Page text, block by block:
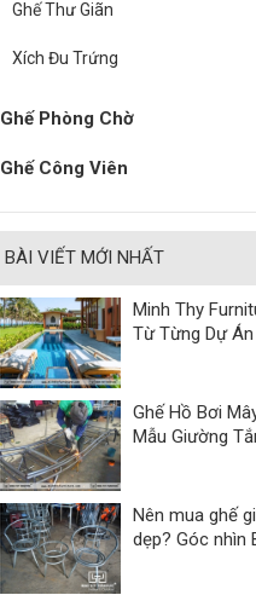
Ghế Thư Giãn
Xích Đu Trứng
Ghế Phòng Chờ
Ghế Công Viên
BÀI VIẾT MỚI NHẤT
Minh Thy
Từ Từng Dự
Ghế Hồ Bơi
Mẫu Giường
Nên mua ghế
dẹp? Góc nhìn